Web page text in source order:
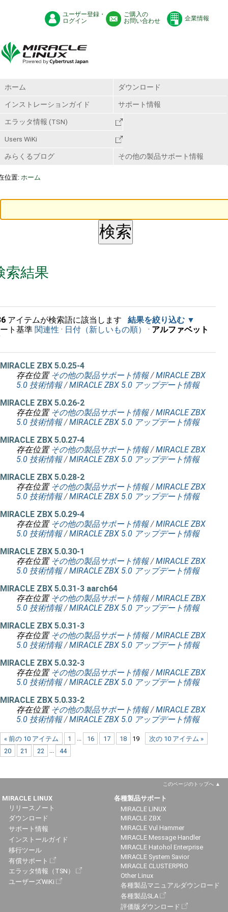
ユーザー登録・
ログイン
ご購入の
お問い合わせ
企業情報
ホーム ダウンロード
インストレーションガイド サポート情報
エラッタ情報 (TSN)
Users WiKi
みらくるブログ その他の製品サポート情報
位置: ホーム
索結果
アイテムが検索語に該当します
結果を絞り込む
ト基準 関連性 · 日付（新しいもの順） · アルファベット
MIRACLE ZBX 5.0.25-4
存在位置 その他の製品サポート情報 /MIRACLE ZBX
5.0 技術情報 /MIRACLE ZBX 5.0 アップデート情報
MIRACLE ZBX 5.0.26-2
存在位置 その他の製品サポート情報 /MIRACLE ZBX
5.0 技術情報 /MIRACLE ZBX 5.0 アップデート情報
MIRACLE ZBX 5.0.27-4
存在位置 その他の製品サポート情報 /MIRACLE ZBX
5.0 技術情報 /MIRACLE ZBX 5.0 アップデート情報
MIRACLE ZBX 5.0.28-2
存在位置 その他の製品サポート情報 /MIRACLE ZBX
5.0 技術情報 /MIRACLE ZBX 5.0 アップデート情報
MIRACLE ZBX 5.0.29-4
存在位置 その他の製品サポート情報 /MIRACLE ZBX
5.0 技術情報 /MIRACLE ZBX 5.0 アップデート情報
MIRACLE ZBX 5.0.30-1
存在位置 その他の製品サポート情報 /MIRACLE ZBX
5.0 技術情報 /MIRACLE ZBX 5.0 アップデート情報
MIRACLE ZBX 5.0.31-3 aarch64
存在位置 その他の製品サポート情報 /MIRACLE ZBX
5.0 技術情報 /MIRACLE ZBX 5.0 アップデート情報
MIRACLE ZBX 5.0.31-3
存在位置 その他の製品サポート情報 /MIRACLE ZBX
5.0 技術情報 /MIRACLE ZBX 5.0 アップデート情報
MIRACLE ZBX 5.0.32-3
存在位置 その他の製品サポート情報 /MIRACLE ZBX
5.0 技術情報 /MIRACLE ZBX 5.0 アップデート情報
MIRACLE ZBX 5.0.33-2
存在位置 その他の製品サポート情報 /MIRACLE ZBX
5.0 技術情報 /MIRACLE ZBX 5.0 アップデート情報
« 前の 10 アイテム 次の 10 アイテム »
1 ... 16 17 18
19
20
21 22 ... 44
このページのトップへ
MIRACLE LINUX
リリースノート
ダウンロード
サポート情報
インストールガイド
移行ツール
有償サポート
エラッタ情報（TSN）
ユーザーズWiKi
各種製品サポート
MIRACLE LINUX
MIRACLE ZBX
MIRACLE Vul Hammer
MIRACLE Message Handler
MIRACLE Hatohol Enterprise
MIRACLE System Savior
MIRACLE CLUSTERPRO
Other Linux
各種製品マニュアルダウンロード
各種製品SLA
評価版ダウンロード